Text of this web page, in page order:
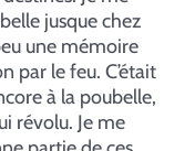
jusque chez
une mémoire
par le feu. C’était
à la poubelle,
révolu. Je me